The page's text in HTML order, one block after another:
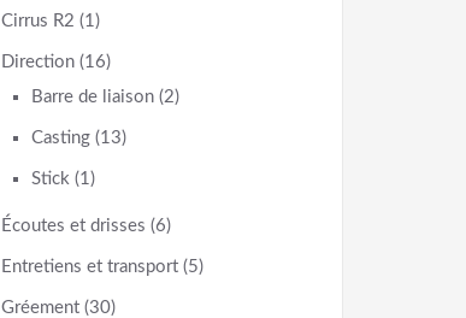
Cirrus R2 (1)
Direction (16)
Barre de liaison (2)
Casting (13)
Stick (1)
Écoutes et drisses (6)
Entretiens et transport (5)
Gréement (30)